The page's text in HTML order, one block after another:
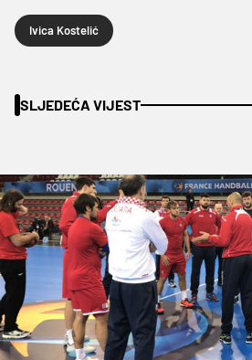
Ivica Kostelić
SLJEDEĆA VIJEST